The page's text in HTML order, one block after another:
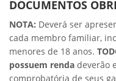
DOCUMENTOS
NOTA: Deverá ser
cada membro familiar,
menores de 18 anos.
possuem renda deverão
comprobatória de seus